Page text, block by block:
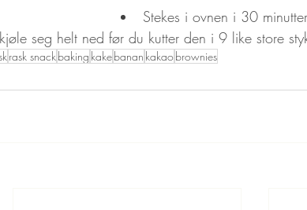
Stekes i ovnen i 30 minutter
seg helt ned før du kutter den i 9 like store
rask snackbaking kakebanan kakao brownies